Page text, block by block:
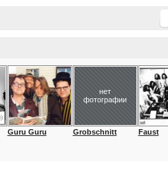
Guru Guru
нет
фотографии
Grobschnitt Faust